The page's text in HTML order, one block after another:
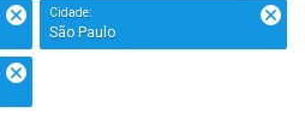
Cidade:
São Paulo